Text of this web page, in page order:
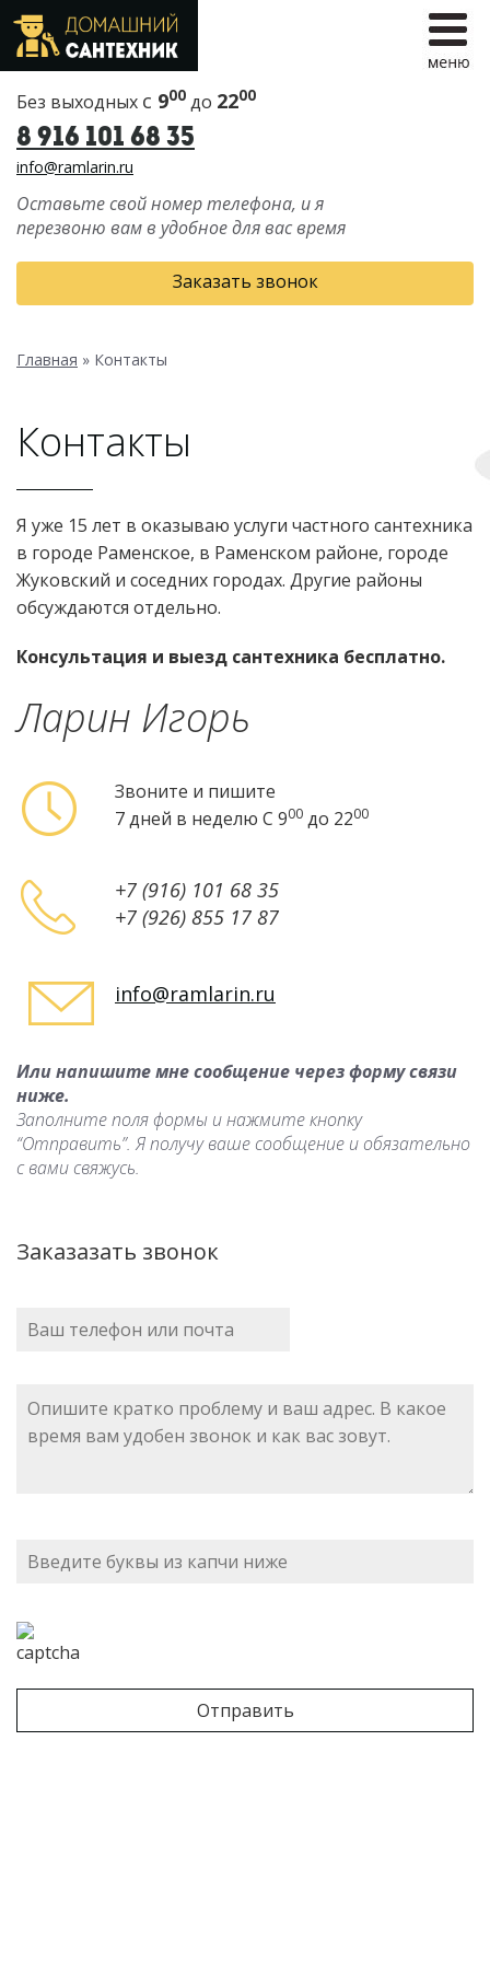
Без выходных с 900 до 2200
8 916 101 68 35
info@ramlarin.ru
Оставьте свой номер телефона, и я
перезвоню вам в удобное для вас время
Заказать звонок
Главная » Контакты
Контакты
Я уже 15 лет в оказываю услуги частного сантехника
в городе Раменское, в Раменском районе, городе
Жуковский и соседних городах. Другие районы
обсуждаются отдельно.
Консультация и выезд сантехника бесплатно.
Ларин Игорь
Звоните и пишите
7 дней в неделю C 900 до 2200
+7 (916) 101 68 35
+7 (926) 855 17 87
info@ramlarin.ru
Или напишите мне сообщение через форму связи
ниже.
Заполните поля формы и нажмите кнопку
“Отправить”. Я получу ваше сообщение и обязательно
с вами свяжусь.
Заказазать звонок
leave
empty.